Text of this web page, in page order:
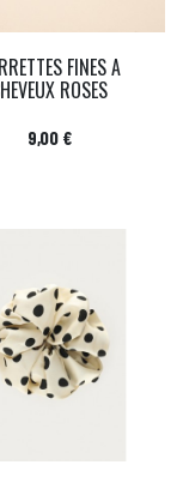
FINES A
ROSES
Prix
9,00 €